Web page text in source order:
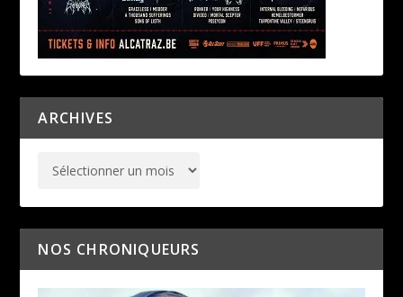
ARCHIVES
NOS CHRONIQUEURS